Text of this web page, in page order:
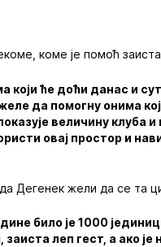
коме је помоћ
који ће доћи данас и
да помогну онима
величину клуба
овај простор и
Дегенек жели да се та
било је 1000
леп гест, а ако је